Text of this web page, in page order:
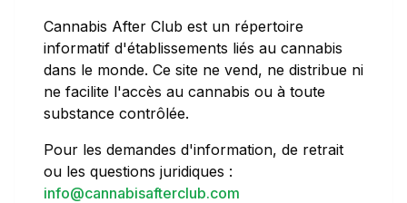
Cannabis After Club est un répertoire
informatif d'établissements liés au cannabis
dans le monde. Ce site ne vend, ne distribue ni
ne facilite l'accès au cannabis ou à toute
substance contrôlée.
Pour les demandes d'information, de retrait
ou les questions juridiques :
info@cannabisafterclub.com